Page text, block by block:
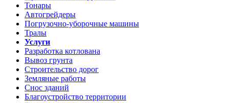
Тонары
Автогрейдеры
Погрузочно-уборочные машины
Тралы
Услуги
Разработка котлована
Вывоз грунта
Строительство дорог
Земляные работы
Снос зданий
Благоустройство территории